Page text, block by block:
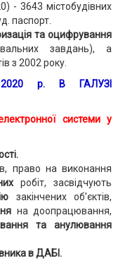
- 3643 містобудівних
паспорт.
та оцифрування
завдань), а
з 2002 року.
р. В ГАЛУЗІ
системи у
право на виконання
робіт, засвідчують
закінчених об’єктів,
на доопрацювання,
та анулювання
в ДАБІ.